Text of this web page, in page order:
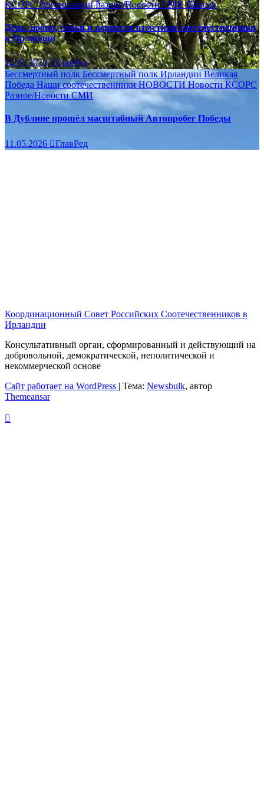
КСОРСОрганизацииРазное/НовостиСМИШколы
День любви, семьи и верности отметили соотечественники
в Ирландии
14.07.2026 ГлавРед
Бессмертный полк Бессмертный полк ИрландииВеликая
Победа Наши соотечественникиНОВОСТИНовости КСОРС
Разное/НовостиСМИ
В Дублине прошёл масштабный Автопробег Победы
11.05.2026 ГлавРед
Координационный Совет Российских Соотечественников в
Ирландии
Консультативный орган, сформированный и действующий на
добровольной, демократической, неполитической и
некоммерческой основе
Сайт работает на WordPress | Тема: Newsbulk, автор
Themeansar